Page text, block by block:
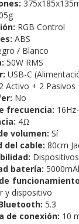
RGB Control
ABS
/ Blanco
50W RMS
USB-C
2 Activo + 2 Pasivos
No
frecuencia:
4Ω
volumen: Sí
del cable: 80cm
batería:
y dispositivo
5.3
de conexión: 10